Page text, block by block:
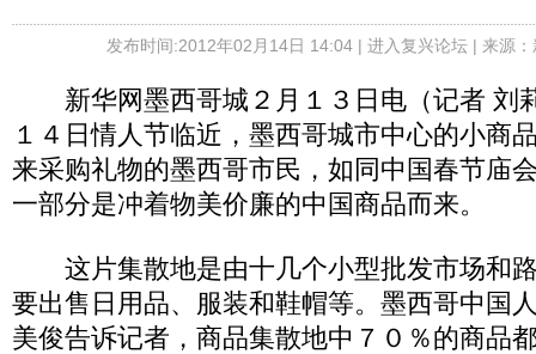
发布时间:2012年02月14日 14:04 | 进入复兴论坛| 来源
新华网墨西哥城２月１３日电（记者 刘
１４日情人节临近，墨西哥城市中心的小商
来采购礼物的墨西哥市民，如同中国春节庙
一部分是冲着物美价廉的中国商品而来。
这片集散地是由十几个小型批发市场和
要出售日用品、服装和鞋帽等。墨西哥中国
美俊告诉记者，商品集散地中７０％的商品